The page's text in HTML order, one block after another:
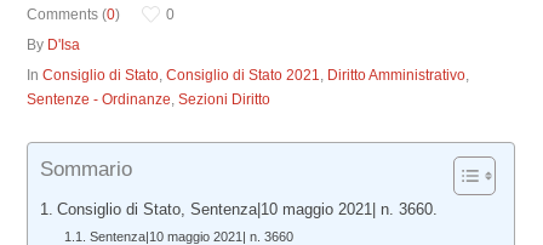
Comments (0)
0
By D'Isa
InConsiglio di Stato,Consiglio di Stato 2021, Diritto Amministrativo,
Sentenze - Ordinanze,Sezioni Diritto
Sommario
Consiglio di Stato, Sentenza|10 maggio 2021| n. 3660.
Sentenza|10 maggio 2021| n. 3660